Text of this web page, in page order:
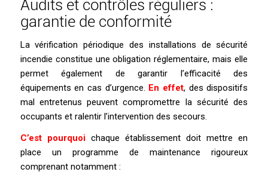
Audits et contrôles réguliers :
garantie de conformité
La vérification périodique des installations de sécurité
incendie constitue une obligation réglementaire, mais elle
permet également de garantir l’efficacité des
équipements en cas d’urgence. En effet, des dispositifs
mal entretenus peuvent compromettre la sécurité des
occupants et ralentir l’intervention des secours.
C’est pourquoichaque établissement doit mettre en
place un programme de maintenance rigoureux
comprenant notamment :